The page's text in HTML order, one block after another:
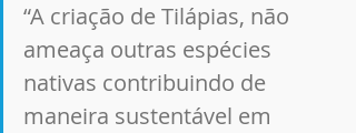
“A criação de Tilápias, não
ameaça outras espécies
nativas contribuindo de
maneira sustentável em